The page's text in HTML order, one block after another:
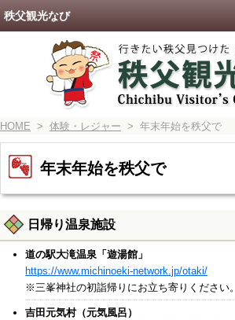
HOME > 体験・レジャー > 年末年始を秩父で
年末年始を秩父で
日帰り温泉施設
道の駅大滝温泉「遊湯館」
https://www.michinoeki-network.jp/otaki/
※三峯神社の初詣帰りにお立ち寄りください。
吉田元気村（元気風呂）
秩父観光なび